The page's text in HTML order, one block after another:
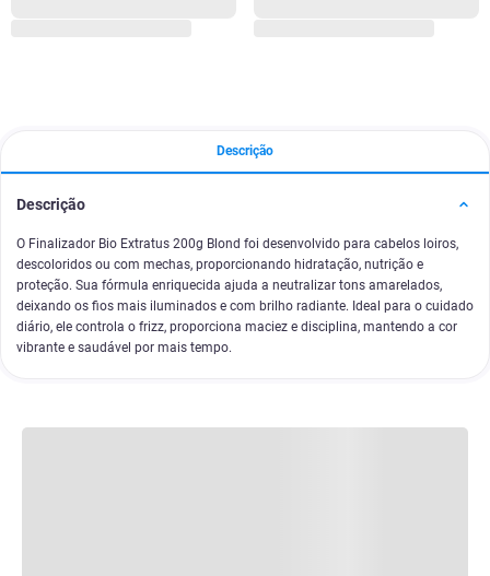
Descrição
Descrição
O Finalizador Bio Extratus 200g Blond foi desenvolvido para cabelos loiros,
descoloridos ou com mechas, proporcionando hidratação, nutrição e
proteção. Sua fórmula enriquecida ajuda a neutralizar tons amarelados,
deixando os fios mais iluminados e com brilho radiante. Ideal para o cuidado
diário, ele controla o frizz, proporciona maciez e disciplina, mantendo a cor
vibrante e saudável por mais tempo.